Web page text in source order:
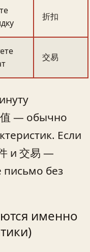
折扣
交易
值 — обычно
Если
и 交易 —
письмо без
именно